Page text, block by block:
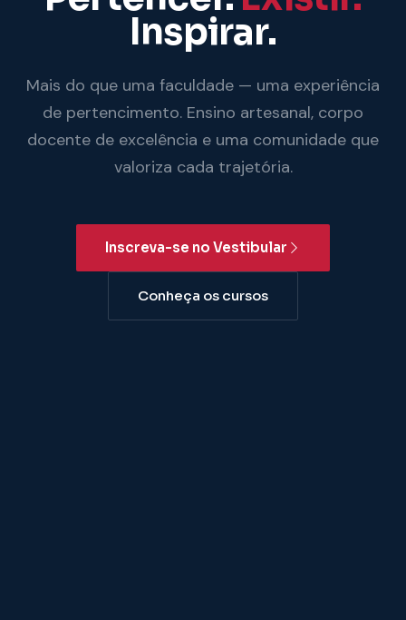
Inspirar.
Mais do que uma faculdade — uma experiência
de pertencimento. Ensino artesanal, corpo
docente de excelência e uma comunidade que
valoriza cada trajetória.
Inscreva-se no Vestibular
Conheça os cursos